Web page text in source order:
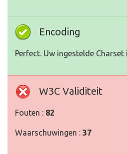
Encoding
Perfect. Uw ingestelde Charset
W3C Validiteit
Fouten : 82
Waarschuwingen : 37